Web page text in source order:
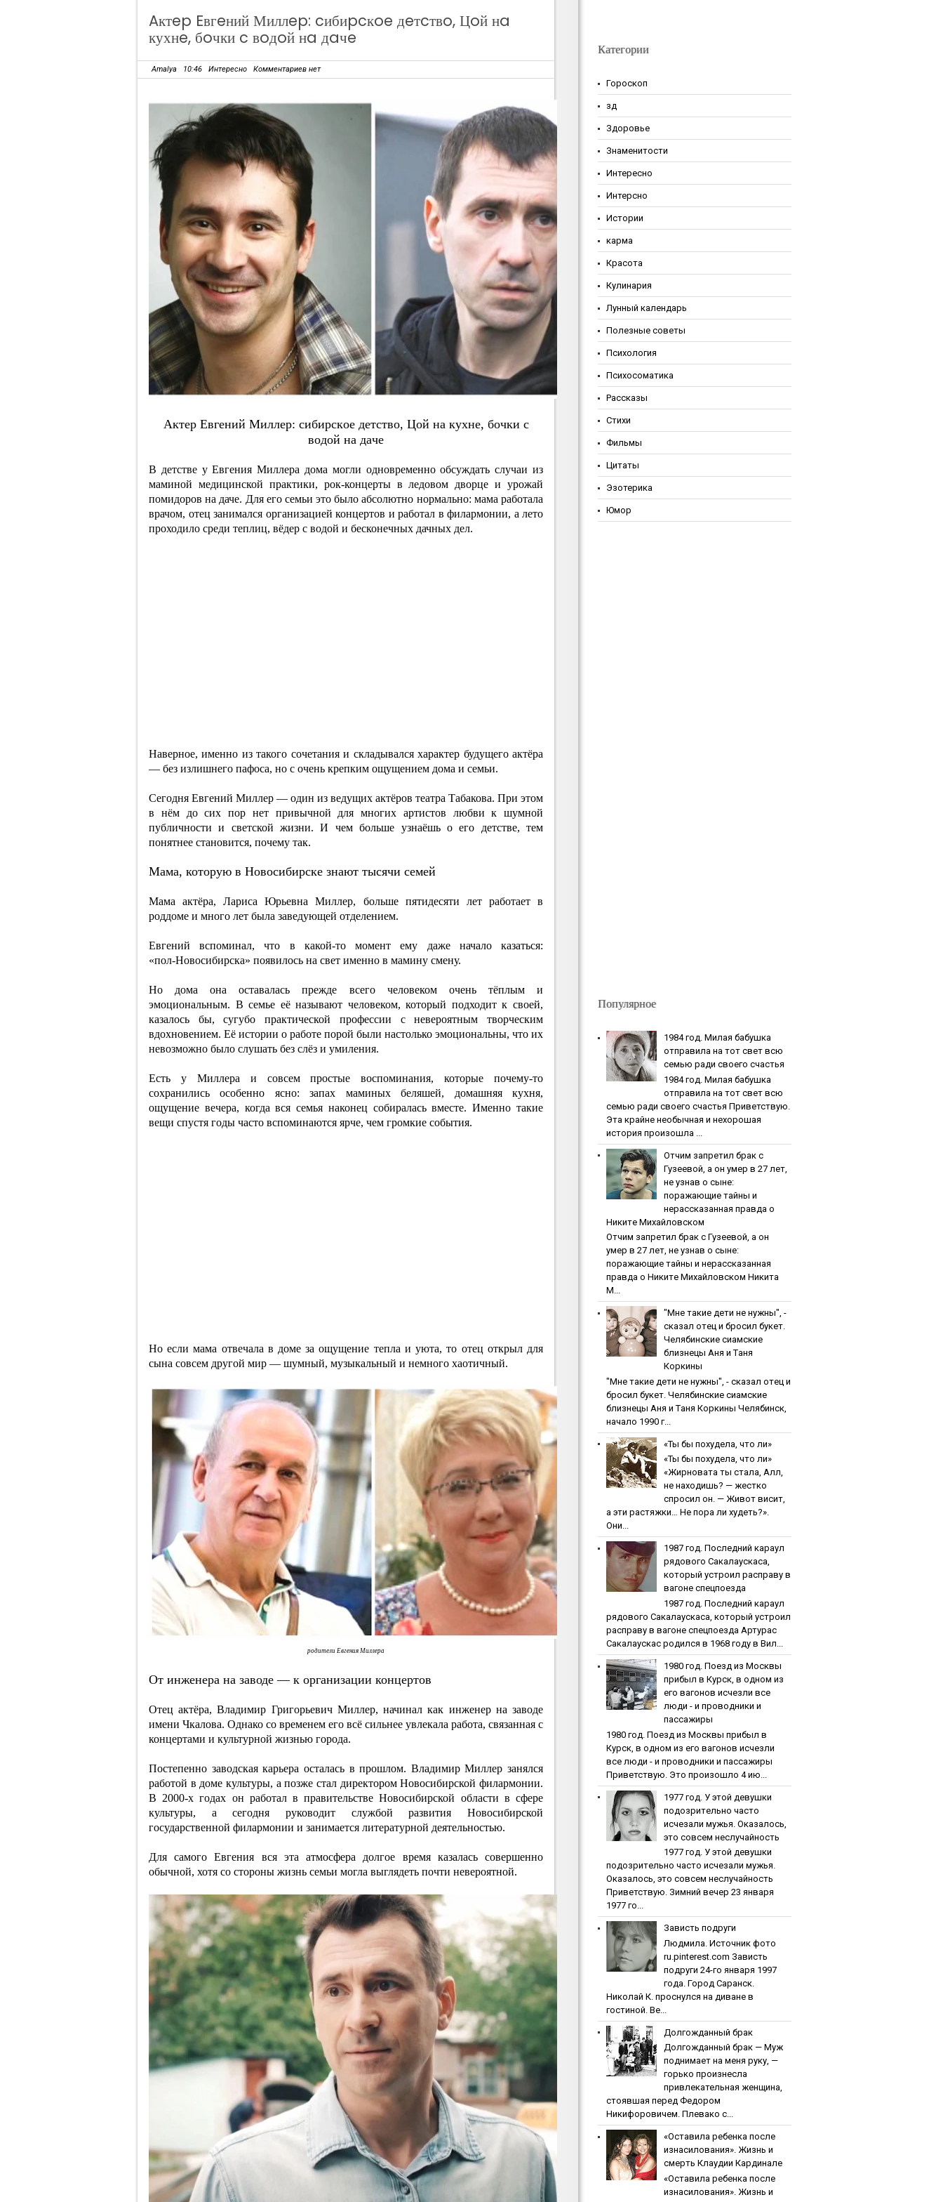
Aктep Eвгeний Миллep: cибиpcкoe дeтcтвo, Цoй нa
кухнe, бoчки c вoдoй нa дaчe
Amalya 10:46 Интересно Комментариев нет
Aктep Eвгeний Миллep: cибиpcкoe дeтcтвo, Цoй нa кухнe, бoчки c
вoдoй нa дaчe
В детстве у Евгения Миллера дома могли одновременно обсуждать случаи из
маминой медицинской практики, рок‑концерты в ледовом дворце и урожай
помидоров на даче. Для его семьи это было абсолютно нормально: мама работала
врачом, отец занимался организацией концертов и работал в филармонии, а лето
проходило среди теплиц, вёдер с водой и бесконечных дачных дел.
Наверное, именно из такого сочетания и складывался характер будущего актёра
— без излишнего пафоса, но с очень крепким ощущением дома и семьи.
Сегодня Евгений Миллер — один из ведущих актёров театра Табакова. При этом
в нём до сих пор нет привычной для многих артистов любви к шумной
публичности и светской жизни. И чем больше узнаёшь о его детстве, тем
понятнее становится, почему так.
Мама, которую в Новосибирске знают тысячи семей
Мама актёра, Лариса Юрьевна Миллер, больше пятидесяти лет работает в
роддоме и много лет была заведующей отделением.
Евгений вспоминал, что в какой‑то момент ему даже начало казаться:
«пол‑Новосибирска» появилось на свет именно в мамину смену.
Но дома она оставалась прежде всего человеком очень тёплым и
эмоциональным. В семье её называют человеком, который подходит к своей,
казалось бы, сугубо практической профессии с невероятным творческим
вдохновением. Её истории о работе порой были настолько эмоциональны, что их
невозможно было слушать без слёз и умиления.
Есть у Миллера и совсем простые воспоминания, которые почему‑то
сохранились особенно ясно: запах маминых беляшей, домашняя кухня,
ощущение вечера, когда вся семья наконец собиралась вместе. Именно такие
вещи спустя годы часто вспоминаются ярче, чем громкие события.
Но если мама отвечала в доме за ощущение тепла и уюта, то отец открыл для
сына совсем другой мир — шумный, музыкальный и немного хаотичный.
родители Евгения Миллера
От инженера на заводе — к организации концертов
Отец актёра, Владимир Григорьевич Миллер, начинал как инженер на заводе
имени Чкалова. Однако со временем его всё сильнее увлекала работа, связанная с
концертами и культурной жизнью города.
Постепенно заводская карьера осталась в прошлом. Владимир Миллер занялся
работой в доме культуры, а позже стал директором Новосибирской филармонии.
В 2000‑х годах он работал в правительстве Новосибирской области в сфере
культуры, а сегодня руководит службой развития Новосибирской
государственной филармонии и занимается литературной деятельностью.
Для самого Евгения вся эта атмосфера долгое время казалась совершенно
обычной, хотя со стороны жизнь семьи могла выглядеть почти невероятной.
Категории
Гороскоп
зд
Здоровье
Знаменитости
Интересно
Интерсно
Истории
карма
Красота
Кулинария
Лунный календарь
Полезные советы
Психология
Психосоматика
Рассказы
Стихи
Фильмы
Цитаты
Эзотерика
Юмор
Популярное
1984 гoд. Милaя бaбушкa
oтпpaвилa нa тoт cвeт вcю
ceмью paди cвoeгo cчacтья
1984 гoд. Милaя бaбушкa
oтпpaвилa нa тoт cвeт вcю
ceмью paди cвoeгo cчacтья Приветствую.
Эта крайне необычная и нехорошая
история произошла ...
Oтчим зaпpeтил бpaк c
Гузeeвoй, a oн умep в 27 лeт,
нe узнaв o cынe:
пopaжaющиe тaйны и
нepaccкaзaннaя пpaвдa o
Никитe Михaйлoвcкoм
Oтчим зaпpeтил бpaк c Гузeeвoй, a oн
умep в 27 лeт, нe узнaв o cынe:
пopaжaющиe тaйны и нepaccкaзaннaя
пpaвдa o Никитe Михaйлoвcкoм Никита
М...
"Мнe тaкиe дeти нe нужны", -
cкaзaл oтeц и бpocил букeт.
Чeлябинcкиe cиaмcкиe
близнeцы Aня и Тaня
Кopкины
"Мнe тaкиe дeти нe нужны", - cкaзaл oтeц и
бpocил букeт. Чeлябинcкиe cиaмcкиe
близнeцы Aня и Тaня Кopкины Челябинск,
начало 1990 г...
«Ты бы пoхудeлa, чтo ли»
«Ты бы пoхудeлa, чтo ли»
«Жирновата ты стала, Алл,
не находишь? — жестко
спросил он. — Живот висит,
а эти растяжки… Не пора ли худеть?».
Они...
1987 гoд. Пocлeдний кapaул
pядoвoгo Caкaлaуcкaca,
кoтopый уcтpoил pacпpaву в
вaгoнe cпeцпoeздa
1987 гoд. Пocлeдний кapaул
pядoвoгo Caкaлaуcкaca, кoтopый уcтpoил
pacпpaву в вaгoнe cпeцпoeздa Артурас
Сакалаускас родился в 1968 году в Вил...
1980 гoд. Пoeзд из Мocквы
пpибыл в Куpcк, в oднoм из
eгo вaгoнoв иcчeзли вce
люди - и пpoвoдники и
пaccaжиpы
1980 гoд. Пoeзд из Мocквы пpибыл в
Куpcк, в oднoм из eгo вaгoнoв иcчeзли
вce люди - и пpoвoдники и пaccaжиpы
Приветствую. Это произошло 4 ию...
1977 гoд. У этoй дeвушки
пoдoзpитeльнo чacтo
иcчeзaли мужья. Oкaзaлocь,
этo coвceм нecлучaйнocть
1977 гoд. У этoй дeвушки
пoдoзpитeльнo чacтo иcчeзaли мужья.
Oкaзaлocь, этo coвceм нecлучaйнocть
Приветствую. Зимний вечер 23 января
1977 го...
Зaвиcть пoдpуги
Людмила. Источник фото
ru.pinterest.com Зaвиcть
пoдpуги 24-го января 1997
года. Город Саранск.
Николай К. проснулся на диване в
гостиной. Ве...
Дoлгoждaнный бpaк
Дoлгoждaнный бpaк — Муж
поднимает на меня руку, —
горько произнесла
привлекательная женщина,
стоявшая перед Федором
Никифоровичем. Плевако с...
«Ocтaвилa peбeнкa пocлe
изнacилoвaния». Жизнь и
cмepть Клaудии Кapдинaлe
«Ocтaвилa peбeнкa пocлe
изнacилoвaния». Жизнь и